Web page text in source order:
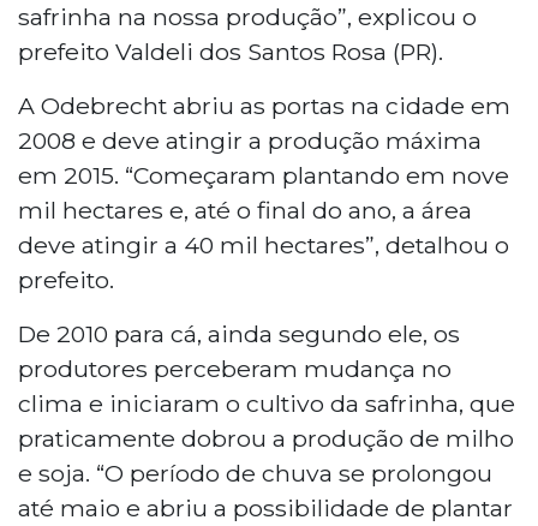
safrinha na nossa produção”, explicou o
prefeito Valdeli dos Santos Rosa (PR).
A Odebrecht abriu as portas na cidade em
2008 e deve atingir a produção máxima
em 2015. “Começaram plantando em nove
mil hectares e, até o final do ano, a área
deve atingir a 40 mil hectares”, detalhou o
prefeito.
De 2010 para cá, ainda segundo ele, os
produtores perceberam mudança no
clima e iniciaram o cultivo da safrinha, que
praticamente dobrou a produção de milho
e soja. “O período de chuva se prolongou
até maio e abriu a possibilidade de plantar